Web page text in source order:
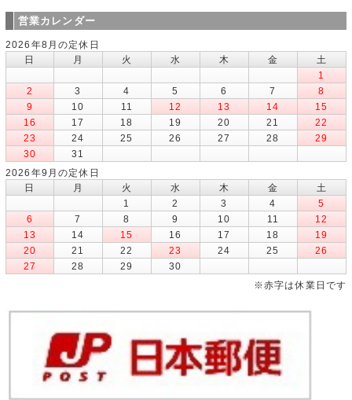
営業カレンダー
2026年8月の定休日
日
月 火 水 木 金
土
1
2
3 4 5 6 7
8
9
10 11 12 13 14
15
16
17 18 19 20 21
22
23
24 25 26 27 28
29
30
31
2026年9月の定休日
日
月 火 水 木 金
土
1
2 3 4
5
6
7 8 9 10 11
12
13
14 15 16 17 18
19
20
21 22 23 24 25
26
27
28 29
30
※赤字は休業日です